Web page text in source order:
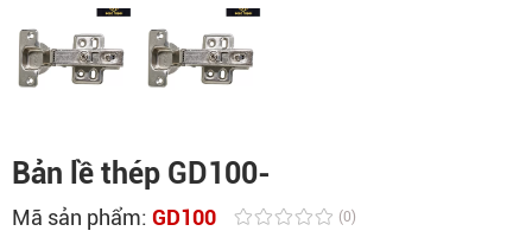
Bản lề thép GD100-
Mã sản phẩm: GD100 (0)